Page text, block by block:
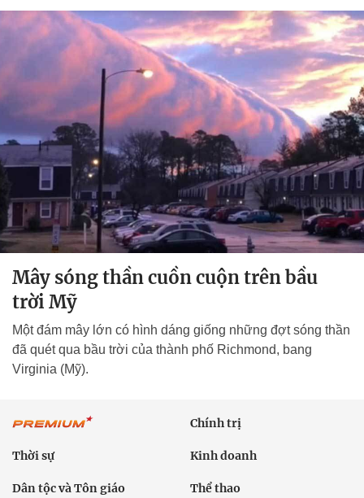
Mây sóng thần cuồn cuộn trên bầu
trời Mỹ
Một đám mây lớn có hình dáng giống những đợt sóng thần
đã quét qua bầu trời của thành phố Richmond, bang
Virginia (Mỹ).
Chính trị
Thời sự Kinh doanh
Dân tộc và Tôn giáo Thể thao